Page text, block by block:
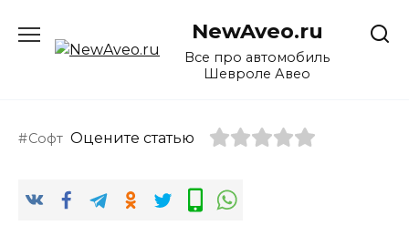
содержанию
NewAveo.ru
Все про автомобиль
Шевроле Авео
Софт Оцените статью